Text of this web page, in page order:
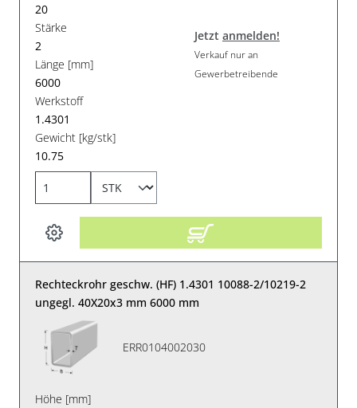
20
Stärke
2
Länge [mm]
6000
Werkstoff
1.4301
Gewicht [kg/stk]
10.75
Jetzt anmelden!
Verkauf nur an
Gewerbetreibende
Rechteckrohr geschw. (HF) 1.4301 10088-2/10219-2
ungegl. 40X20x3 mm 6000 mm
ERR0104002030
Höhe [mm]